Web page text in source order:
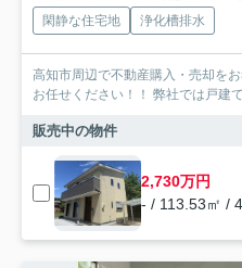
閑静な住宅地 浄化槽排水
高知市周辺で不動産購入・売却を
お任せください！！ 弊社では戸建
販売中の物件
2,730万円
- / 113.53㎡ /